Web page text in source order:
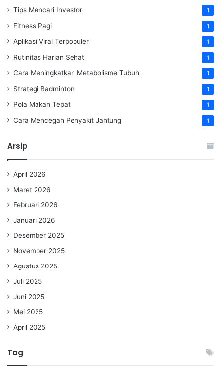
Tips Mencari Investor 1
Fitness Pagi 1
Aplikasi Viral Terpopuler 1
Rutinitas Harian Sehat 1
Cara Meningkatkan Metabolisme Tubuh 1
Strategi Badminton 1
Pola Makan Tepat 1
Cara Mencegah Penyakit Jantung 1
Arsip
April 2026
Maret 2026
Februari 2026
Januari 2026
Desember 2025
November 2025
Agustus 2025
Juli 2025
Juni 2025
Mei 2025
April 2025
Tag